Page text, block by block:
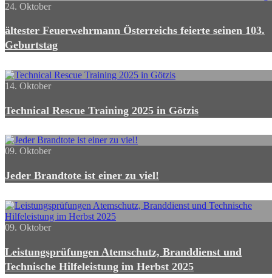
24. Oktober
ältester Feuerwehrmann Österreichs feierte seinen 103.
Geburtstag
14. Oktober
Technical Rescue Training 2025 in Götzis
09. Oktober
Jeder Brandtote ist einer zu viel!
09. Oktober
Leistungsprüfungen Atemschutz, Branddienst und
Technische Hilfeleistung im Herbst 2025